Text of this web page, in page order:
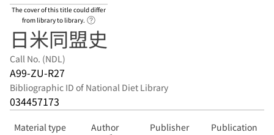
The cover of this title could differ
from library to library.
日米同盟史
Call No. (NDL)
A99-ZU-R27
Bibliographic ID of National Diet Library
034457173
Material type Author Publisher
Publication